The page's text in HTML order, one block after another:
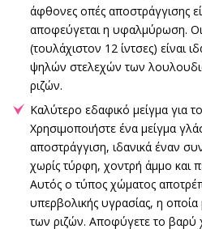
άφθονες οπές αποστράγγισης
αποφεύγεται η υφαλμύρωση. Οι
(τουλάχιστον 12 ίντσες) είναι
ψηλών στελεχών των
ριζών.
Καλύτερο εδαφικό μείγμα για
Χρησιμοποιήστε ένα μείγμα
αποστράγγιση, ιδανικά έναν
χωρίς τύρφη, χοντρή άμμο και
Αυτός ο τύπος χώματος
υπερβολικής υγρασίας, η
των ριζών. Αποφύγετε το